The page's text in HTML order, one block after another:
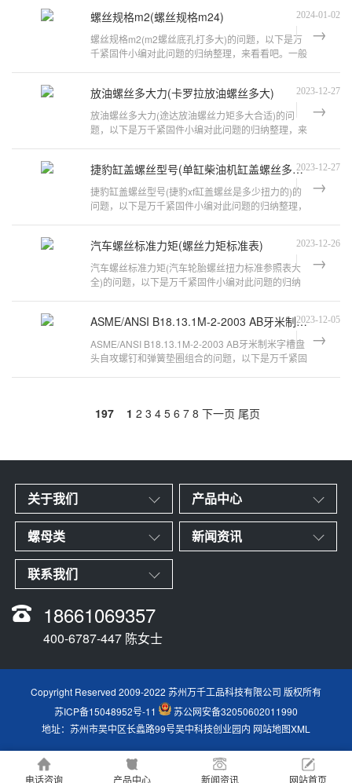
螺丝规格m2(螺丝规格m24) 2024-01-02
螺丝规格m2(m2螺丝底孔打多大)的问题，以下是万
千紧固件小编对此问题的归纳整理，来看看吧。一般
放油螺丝多大力(卡罗拉放油螺丝多大) 2023-12-27
放油螺丝多大力(途达放油螺丝力矩多大合适)的问
题，以下是万千紧固件小编对此问题的归纳整理，来
捷豹缸盖螺丝型号(单缸柴油机缸盖螺丝多大型号)
2023-12-27
捷豹缸盖螺丝型号(捷豹xf缸盖螺丝是多少扭力的)的
问题，以下是万千紧固件小编对此问题的归纳整理，
汽车螺丝标准力矩(螺丝力矩标准表) 2023-12-26
汽车螺丝标准力矩(汽车轮胎螺丝扭力标准参照表大
全)的问题，以下是万千紧固件小编对此问题的归纳
ASME/ANSI B18.13.1M-2-2003 AB牙米制米字槽盘头自攻螺钉和弹簧垫圈组合
2023-12-05
ASME/ANSI B18.13.1M-2-2003 AB牙米制米字槽盘
头自攻螺钉和弹簧垫圈组合的问题，以下是万千紧固
197 1 2 3 4 5 6 7 8 下一页 尾页
关于我们 产品中心
螺母类 新闻资讯
联系我们
18661069357
400-6787-447 陈女士
Copyright Reserved 2009-2022 苏州万千工品科技有限公司 版权所有
苏ICP备15048952号-11
苏公网安备32050602011990
地址：苏州市吴中区长蠡路99号吴中科技创业园内 网站地图XML
电话咨询 产品中心 新闻资讯 网站首页